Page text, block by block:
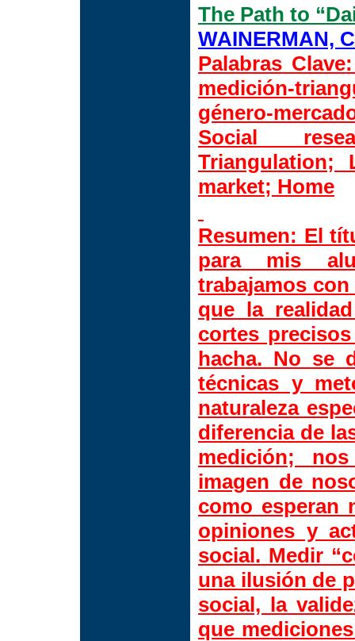
The Path to
WAINERMAN,
Palabras Clave
medición-
género-
Social
Triangulation;
market; Home
Resumen: El
para mis
trabajamos
que la
cortes
hacha. No se
técnicas y
naturaleza
diferencia de
medición;
imagen de
como esperan
opiniones y
social. Medir
una ilusión de
social, la
que